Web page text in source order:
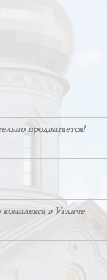
продвигается!
комплекса в Угличе